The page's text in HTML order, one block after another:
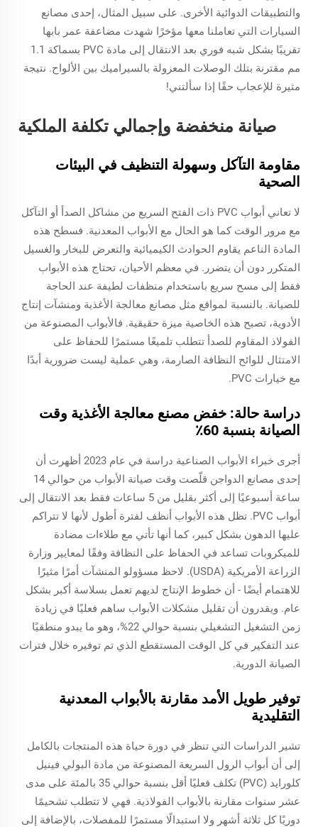
والتطبيقات الدوائية الأخرى. على سبيل المثال، إحدى مصانع
السيارات التي تعاملنا معها مؤخرًا شهدت مضاعفة عمر بابها
تقريبًا بشكل شبه فوري بعد الانتقال إلى مادة PVC بسماكة 1.1
مم مقترنة بتلك الوصلات المعزولة بالسيراميك بين الألواح. نتيجة
مثيرة للإعجاب حقًا إذا سألتني!
صيانة منخفضة وإجمالي تكلفة الملكية
مقاومة التآكل وسهولة التنظيف في البيئات
الصحية
لا تعاني أبواب PVC ذات الفتح السريع من مشاكل الصدأ أو التآكل
مع مرور الوقت كما هو الحال مع الأبواب المعدنية. فسطح هذه
المادة الناعم يقاوم الحوادث الكيميائية والتعرض للبخار والغسيل
المتكرر دون أن يتضرر. في معظم الأحيان، تحتاج هذه الأبواب
فقط إلى مسح سريع باستخدام منظفات لطيفة عند الحاجة
للصيانة. بالنسبة لمواقع مثل مصانع معالجة الأغذية ومنشآت إنتاج
الأدوية، تصبح هذه الخاصية ميزة حقيقية. فالأبواب المصنوعة من
الفولاذ المقاوم للصدأ تتطلب تلميعًا مستمرًا للحفاظ على
الامتثال للوائح النظافة الصارمة، وهي عملية ليست ضرورية أبدًا
مع خيارات PVC.
دراسة حالة: خفض مصنع معالجة الأغذية وقت
الصيانة بنسبة 60٪
أجرى خبراء الأبواب الصناعية دراسة في عام 2023 أظهرت أن
إحدى مصانع الدواجن قلّصت وقت صيانة الأبواب من حوالي 14
ساعة أسبوعيًا إلى أكثر بقليل من 5 ساعات فقط بعد الانتقال إلى
أبواب PVC. تظل هذه الأبواب أنظف لفترة أطول لأنها لا تتراكم
عليها الدهون بشكل كبير، كما أنها تأتي مع طلاءات مضادة
للميكروبات تساعد في الحفاظ على النظافة وفقًا لمعايير وزارة
الزراعة الأمريكية (USDA). لاحظ مسؤولو المنشآت أمرًا مثيرًا
للاهتمام أيضًا - أن خطوط الإنتاج لديهم تعمل بسلاسة أكبر بشكل
عام. ويقدرون أن تقليل مشكلات الأبواب ساهم فعليًا في زيادة
زمن التشغيل التشغيلي بنسبة حوالي 22%، وهو ما يبدو منطقيًا
عند التفكير في كل الوقت المستقطع الذي تم توفيره خلال فترات
الصيانة الدورية.
توفير طويل الأمد مقارنة بالأبواب المعدنية
التقليدية
تشير الدراسات التي تنظر في دورة حياة هذه المنتجات بالكامل
إلى أن أبواب الرول السريعة المصنوعة من مادة البولي فينيل
كلورايد (PVC) تكلف فعليًا أقل بنسبة حوالي 35 بالمئة على مدى
عشر سنوات مقارنة بالأبواب الفولاذية. فهي لا تتطلب تشحيمًا
دوريًا كل ثلاثة أشهر ولا استبدالًا مستمرًا للمفصلات، بالإضافة إلى